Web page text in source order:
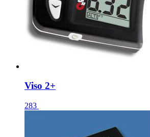
Viso 2+
283